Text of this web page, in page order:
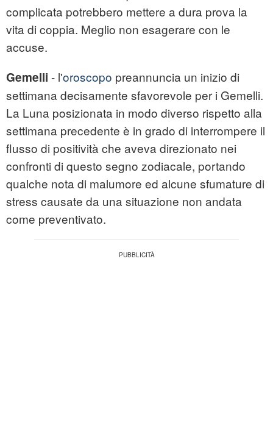
complicata potrebbero mettere a dura prova la
vita di coppia. Meglio non esagerare con le
accuse.
Gemelli - l'oroscopo preannuncia un inizio di
settimana decisamente sfavorevole per i Gemelli.
La Luna posizionata in modo diverso rispetto alla
settimana precedente è in grado di interrompere il
flusso di positività che aveva direzionato nei
confronti di questo segno zodiacale, portando
qualche nota di malumore ed alcune sfumature di
stress causate da una situazione non andata
come preventivato.